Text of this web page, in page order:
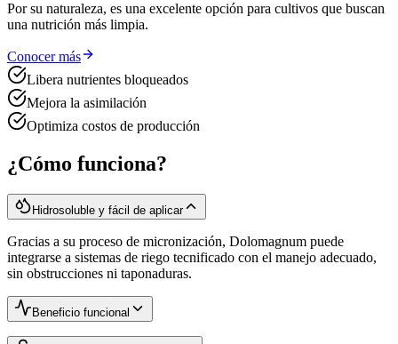
Por su naturaleza, es una excelente opción para cultivos que buscan
una nutrición más limpia.
Conocer más
Libera nutrientes bloqueados
Mejora la asimilación
Optimiza costos de producción
¿Cómo funciona?
Hidrosoluble y fácil de aplicar
Gracias a su proceso de micronización, Dolomagnum puede
integrarse a sistemas de riego tecnificado con el manejo adecuado,
sin obstrucciones ni taponaduras.
Beneficio funcional